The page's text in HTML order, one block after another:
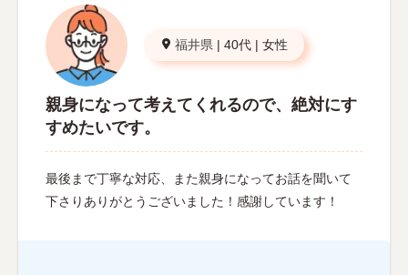
福井県 | 40代 | 女性
親身になって考えてくれるので、絶対にす
すめたいです。
最後まで丁寧な対応、また親身になってお話を聞いて
下さりありがとうございました！感謝しています！